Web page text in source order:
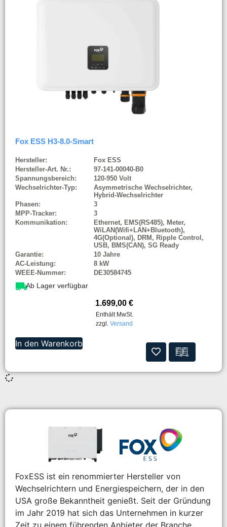
Fox ESS H3-8.0-Smart
Hersteller:
Fox ESS
Hersteller-Art. Nr.:
97-141-00040-B0
Spannungsbereich:
120-950 Volt
Wechselrichter-Typ:
Asymmetrische Wechselrichter,
Hybrid-Wechselrichter
Phasen:
3
MPP-Tracker:
3
Kommunikation:
Ethernet, EMS(RS485), Meter,
WiLAN(Wifi+LAN+Bluetooth),
4G(Optional), DRM, Ripple Control,
USB, BMS(CAN), SG Ready
Garantie:
10 Jahre
AC-Leistung:
8 kW
WEEE-Nummer:
DE30584745
Ab Lager verfügbar
1.699,00 €
Enthält MwSt.
zzgl. Versand
In den Warenkorb
FoxESS ist ein renommierter Hersteller von
Wechselrichtern und Energiespeichern, der in den
USA große Bekanntheit genießt. Seit der Gründung
im Jahr 2019 hat sich das Unternehmen in kurzer
Zeit zu einem führenden Anbieter der Branche